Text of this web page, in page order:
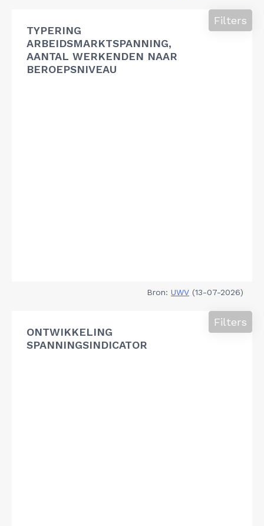
TYPERING
ARBEIDSMARKTSPANNING,
AANTAL WERKENDEN NAAR
BEROEPSNIVEAU
Filters
Bron: UWV (13-07-2026)
ONTWIKKELING
SPANNINGSINDICATOR
Filters